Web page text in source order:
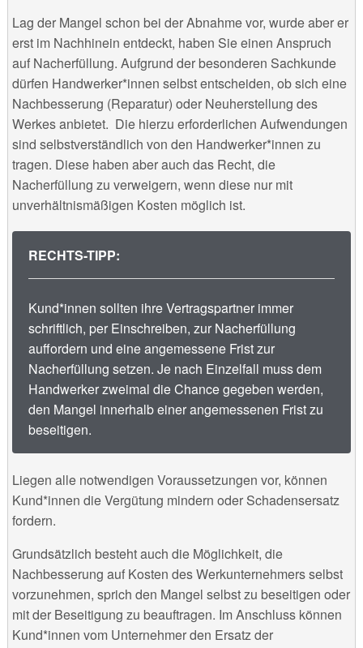
Lag der Mangel schon bei der Abnahme vor, wurde aber er
erst im Nachhinein entdeckt, haben Sie einen Anspruch
auf Nacherfüllung. Aufgrund der besonderen Sachkunde
dürfen Handwerker*innen selbst entscheiden, ob sich eine
Nachbesserung (Reparatur) oder Neuherstellung des
Werkes anbietet. Die hierzu erforderlichen Aufwendungen
sind selbstverständlich von den Handwerker*innen zu
tragen. Diese haben aber auch das Recht, die
Nacherfüllung zu verweigern, wenn diese nur mit
unverhältnismäßigen Kosten möglich ist.
RECHTS-TIPP:
Kund*innen sollten ihre Vertragspartner immer
schriftlich, per Einschreiben, zur Nacherfüllung
auffordern und eine angemessene Frist zur
Nacherfüllung setzen. Je nach Einzelfall muss dem
Handwerker zweimal die Chance gegeben werden,
den Mangel innerhalb einer angemessenen Frist zu
beseitigen.
Liegen alle notwendigen Voraussetzungen vor, können
Kund*innen die Vergütung mindern oder Schadensersatz
fordern.
Grundsätzlich besteht auch die Möglichkeit, die
Nachbesserung auf Kosten des Werkunternehmers selbst
vorzunehmen, sprich den Mangel selbst zu beseitigen oder
mit der Beseitigung zu beauftragen. Im Anschluss können
Kund*innen vom Unternehmer den Ersatz der